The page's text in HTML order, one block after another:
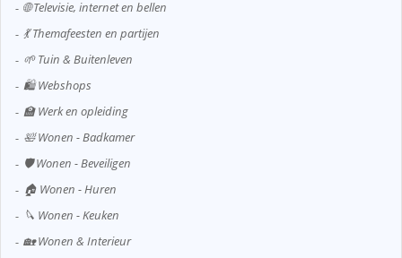
🌐 Televisie, internet en bellen
💃 Themafeesten en partijen
🌱 Tuin & Buitenleven
🛍️ Webshops
🏫 Werk en opleiding
🛀 Wonen - Badkamer
🛡️ Wonen - Beveiligen
🏠 Wonen - Huren
🔪 Wonen - Keuken
🏡 Wonen & Interieur